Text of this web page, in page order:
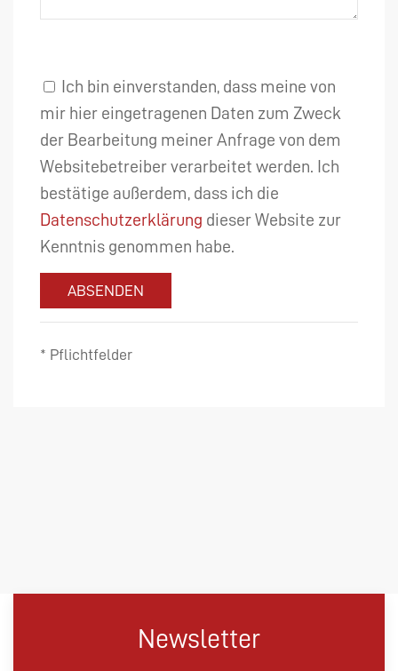
Ich bin einverstanden, dass meine von
mir hier eingetragenen Daten zum Zweck
der Bearbeitung meiner Anfrage von dem
Websitebetreiber verarbeitet werden. Ich
bestätige außerdem, dass ich die
Datenschutzerklärung dieser Website zur
Kenntnis genommen habe.
ABSENDEN
* Pflichtfelder
Newsletter